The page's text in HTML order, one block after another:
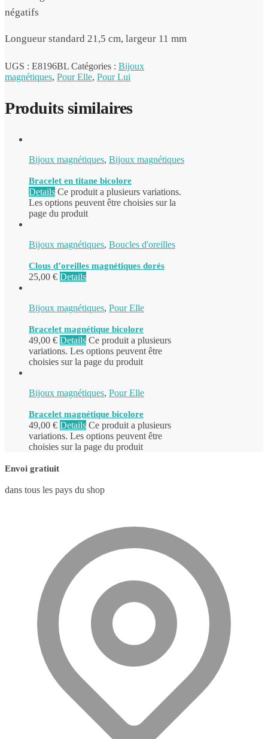
négatifs
Longueur standard 21,5 cm, largeur 11 mm
UGS : E8196BL Catégories : Bijoux
magnétiques, Pour Elle, Pour Lui
Produits similaires
Bijoux magnétiques, Bijoux magnétiques
Bracelet en titane bicolore
Details Ce produit a plusieurs variations.
Les options peuvent être choisies sur la
page du produit
Bijoux magnétiques, Boucles d'oreilles
Clous d’oreilles magnétiques dorés
25,00 € Details
Bijoux magnétiques, Pour Elle
Bracelet magnétique bicolore
49,00 € Details Ce produit a plusieurs
variations. Les options peuvent être
choisies sur la page du produit
Bijoux magnétiques, Pour Elle
Bracelet magnétique bicolore
49,00 € Details Ce produit a plusieurs
variations. Les options peuvent être
choisies sur la page du produit
Envoi gratiuit
dans tous les pays du shop